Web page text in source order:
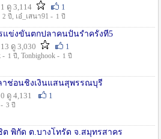
ดู 3,114
1
2 ปี , เอ๋_เสนา91 - 1 ปี
แข่งขั้นตกปลาคนปั้นรำครั้งที่5
ดู 3,030
1
- 1 ปี , Tonbighook - 1 ปี
าช่อนชิงเงินแสนสุพรรณบุรี
ดู 4,131
1
3 ปี
พิกัด ต.บางโทรัด จ.สมุทรสาคร